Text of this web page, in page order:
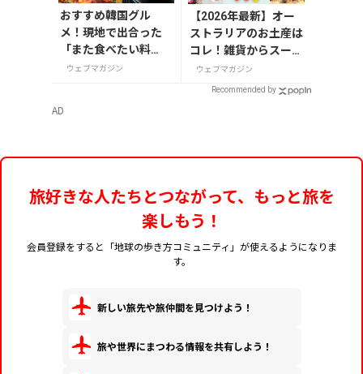
おすすめ韓国グル
メ！現地で出合った
「また食べたい料
理」20選
ウェブマガジン
【2026年最新】オー
ストラリアのお土産は
コレ！雑貨からスーパ
ーでも買えるグルメま
で13選
ウェブマガジン
Recommended by
AD
旅好きな人たちとつながって、もっと旅を
楽しもう！
会員登録をすると「地球の歩き方コミュニティ」が使えるようになりま
す。
新しい旅先や旅仲間を見つけよう！
旅や世界にまつわる情報を共有しよう！